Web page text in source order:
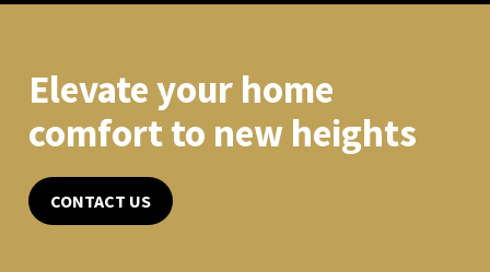
Elevate your home
comfort to new heights
CONTACT US